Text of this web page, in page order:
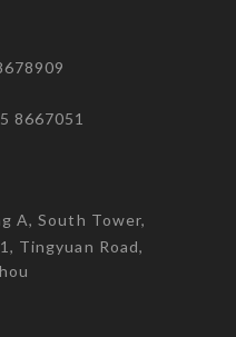
8667051
A, South Tower,
Tingyuan Road,